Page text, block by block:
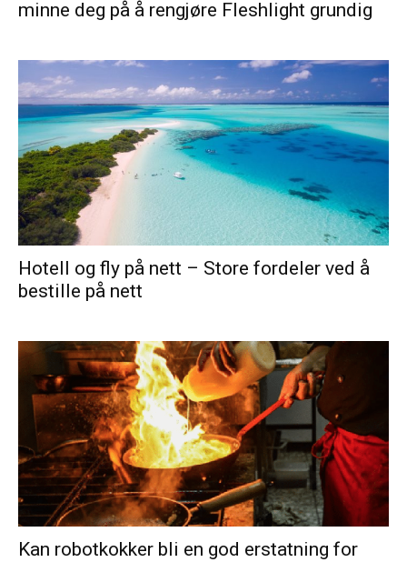
minne deg på å rengjøre Fleshlight grundig
Hotell og fly på nett – Store fordeler ved å
bestille på nett
Kan robotkokker bli en god erstatning for